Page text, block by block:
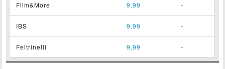
Film&More 9,99 -
IBS 9,99 -
Feltrinelli 9,99 -